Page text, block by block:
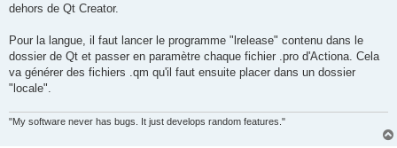
dehors de Qt Creator.
Pour la langue, il faut lancer le programme "lrelease" contenu dans le
dossier de Qt et passer en paramètre chaque fichier .pro d'Actiona. Cela
va générer des fichiers .qm qu'il faut ensuite placer dans un dossier
"locale".
"My software never has bugs. It just develops random features."